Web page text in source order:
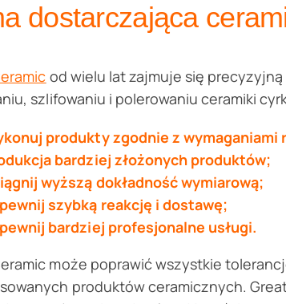
dostarczająca
od wielu lat zajmuje się
szlifowaniu i polerowaniu ceramiki
produkty zgodnie z wymaganiami
bardziej złożonych produktów;
wyższą dokładność wymiarową;
szybką reakcję i dostawę;
bardziej profesjonalne usługi.
może poprawić wszystkie
produktów ceramicznych.